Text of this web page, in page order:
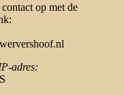
op met de
adres: